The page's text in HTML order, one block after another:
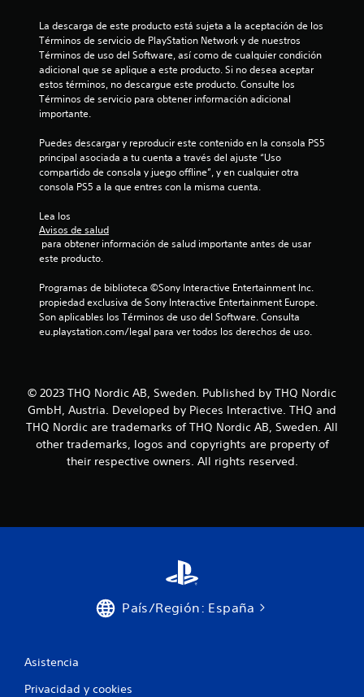
e
n
9
a
l
i
c
a
o
n
e
La descarga de este producto está sujeta a la aceptación de los
Términos de servicio de PlayStation Network y de nuestros
Términos de uso del Software, así como de cualquier condición
adicional que se aplique a este producto. Si no desea aceptar
estos términos, no descargue este producto. Consulte los
Términos de servicio para obtener información adicional
importante.
Puedes descargar y reproducir este contenido en la consola PS5
principal asociada a tu cuenta a través del ajuste “Uso
compartido de consola y juego offline”, y en cualquier otra
consola PS5 a la que entres con la misma cuenta.
Lea los
Avisos de salud
este producto.
Programas de biblioteca ©Sony Interactive Entertainment Inc.
propiedad exclusiva de Sony Interactive Entertainment Europe.
Son aplicables los Términos de uso del Software. Consulta
eu.playstation.com/legal para ver todos los derechos de uso.
© 2023 THQ Nordic AB, Sweden. Published by THQ Nordic
GmbH, Austria. Developed by Pieces Interactive. THQ and
THQ Nordic are trademarks of THQ Nordic AB, Sweden. All
other trademarks, logos and copyrights are property of
their respective owners. All rights reserved.
País/Región: España
Asistencia
Privacidad y cookies